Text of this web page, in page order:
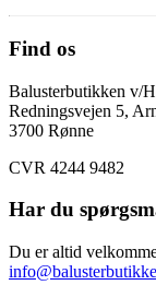
Find os
Balusterbutikken v/
Redningsvejen 5,
3700 Rønne
CVR 4244 9482
Har du
Du er altid